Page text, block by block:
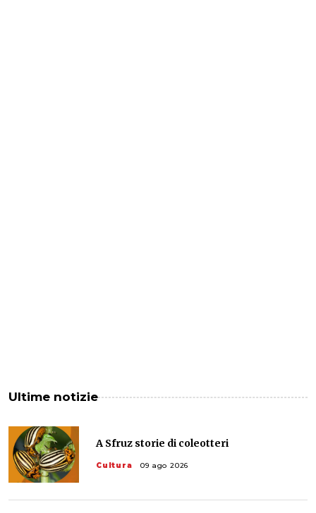
Ultime notizie
A Sfruz storie di coleotteri
Cultura 09 ago 2026